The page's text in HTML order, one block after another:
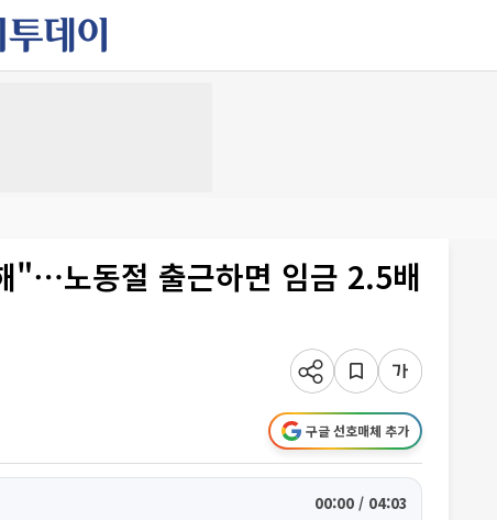
"⋯노동절 출근하면 임금 2.5배
구글 선호매체 추가
00:00 / 04:03